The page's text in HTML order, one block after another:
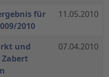
für
2010
11.05.2010
und
07.04.2010